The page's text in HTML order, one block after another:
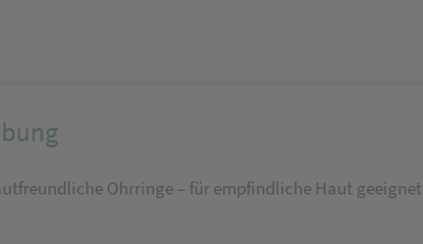
Ohrringe – für empfindliche Haut geeignet